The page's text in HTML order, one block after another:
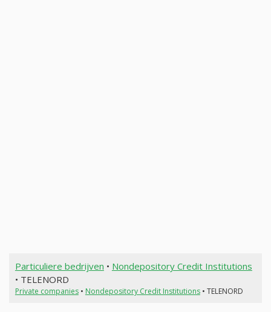
Particuliere bedrijven • Nondepository Credit Institutions
• TELENORD
Private companies• Nondepository Credit Institutions• TELENORD